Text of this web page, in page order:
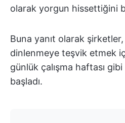
olarak yorgun hissettiğini
Buna yanıt olarak şirketler,
dinlenmeye teşvik etmek
günlük çalışma haftası gibi
başladı.